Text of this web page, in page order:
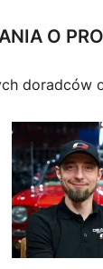
O
doradców